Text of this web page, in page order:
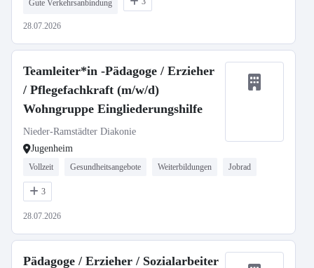
Gute Verkehrsanbindung
28.07.2026
Teamleiter*in -Pädagoge / Erzieher
/ Pflegefachkraft (m/w/d)
Wohngruppe Eingliederungshilfe
Nieder-Ramstädter Diakonie
Jugenheim
Vollzeit Gesundheitsangebote Weiterbildungen Jobrad
3
28.07.2026
Pädagoge / Erzieher / Sozialarbeiter